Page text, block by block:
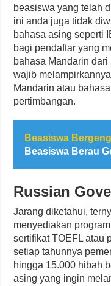
beasiswa yang telah
ini anda juga tidak
bahasa asing seperti
bagi pendaftar yang
bahasa Mandarin
wajib
Mandarin atau
pertimbangan.
Beasiswa
Beasiswa Berau
Russian
Jarang diketahui,
menyediakan
sertifikat TOEFL atau
setiap tahunnya
hingga 15.000 hibah
asing yang ingin